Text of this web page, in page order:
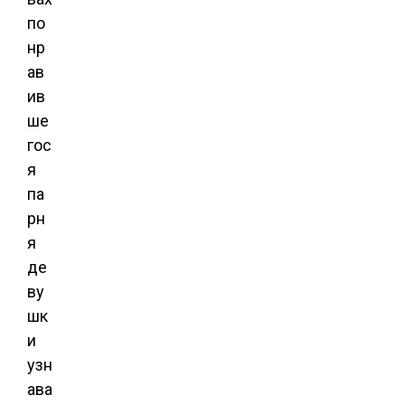
по
нр
ав
ив
ше
гос
я
па
рн
я
де
ву
шк
и
узн
ава